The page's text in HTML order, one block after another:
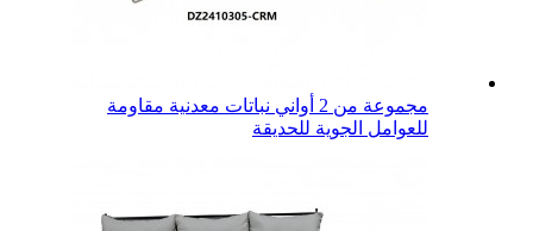
مجموعة من 2 أواني نباتات معدنية مقاومة
للعوامل الجوية للحديقة